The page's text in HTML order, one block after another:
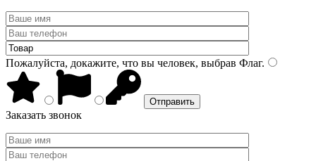
Пожалуйста, докажите, что вы человек, выбрав Флаг.
Заказать звонок